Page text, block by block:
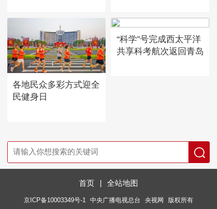
各地民众多彩方式迎全
民健身日
“科学”号完成西太平洋
共享科考航次返回青岛
首页 全站地图
京ICP备10003349号-1 中央广播电视总台 央视网 版权所有